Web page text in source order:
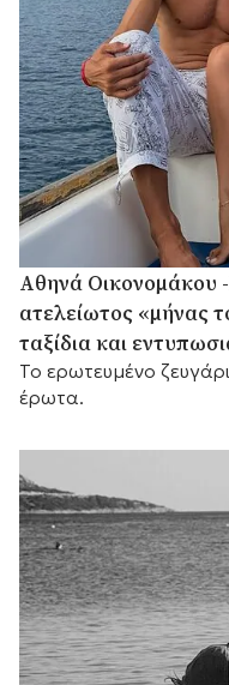
Αθηνά Οικονομάκου
ατελείωτος «μήνας
ταξίδια και
Το ερωτευμένο
έρωτα.